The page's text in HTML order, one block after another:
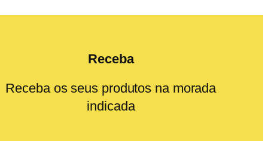
Receba
Receba os seus produtos na morada
indicada